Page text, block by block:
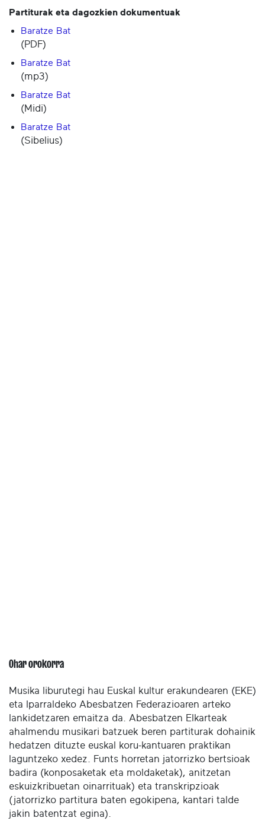
Partiturak eta dagozkien dokumentuak
Baratze Bat
(PDF)
Baratze Bat
(mp3)
Baratze Bat
(Midi)
Baratze Bat
(Sibelius)
Ohar orokorra
Musika liburutegi hau Euskal kultur erakundearen (EKE)
eta Iparraldeko Abesbatzen Federazioaren arteko
lankidetzaren emaitza da. Abesbatzen Elkarteak
ahalmendu musikari batzuek beren partiturak dohainik
hedatzen dituzte euskal koru-kantuaren praktikan
laguntzeko xedez. Funts horretan jatorrizko bertsioak
badira (konposaketak eta moldaketak), anitzetan
eskuizkribuetan oinarrituak) eta transkripzioak
(jatorrizko partitura baten egokipena, kantari talde
jakin batentzat egina).